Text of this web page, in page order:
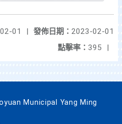
發佈日期： 2023-02-01
01
|
點擊率： 395 |
Municipal Yang Ming